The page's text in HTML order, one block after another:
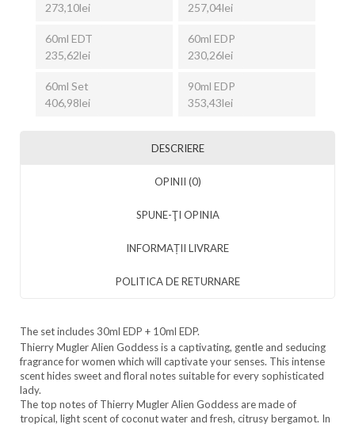
273,10lei
257,04lei
60ml EDT
235,62lei
60ml EDP
230,26lei
60ml Set
406,98lei
90ml EDP
353,43lei
DESCRIERE
OPINII (0)
SPUNE-ŢI OPINIA
INFORMAȚII LIVRARE
POLITICA DE RETURNARE
The set includes 30ml EDP + 10ml EDP.
Thierry Mugler Alien Goddess is a captivating, gentle and seducing
fragrance for women which will captivate your senses. This intense
scent hides sweet and floral notes suitable for every sophisticated
lady.
The top notes of Thierry Mugler Alien Goddess are made of
tropical, light scent of coconut water and fresh, citrusy bergamot. In